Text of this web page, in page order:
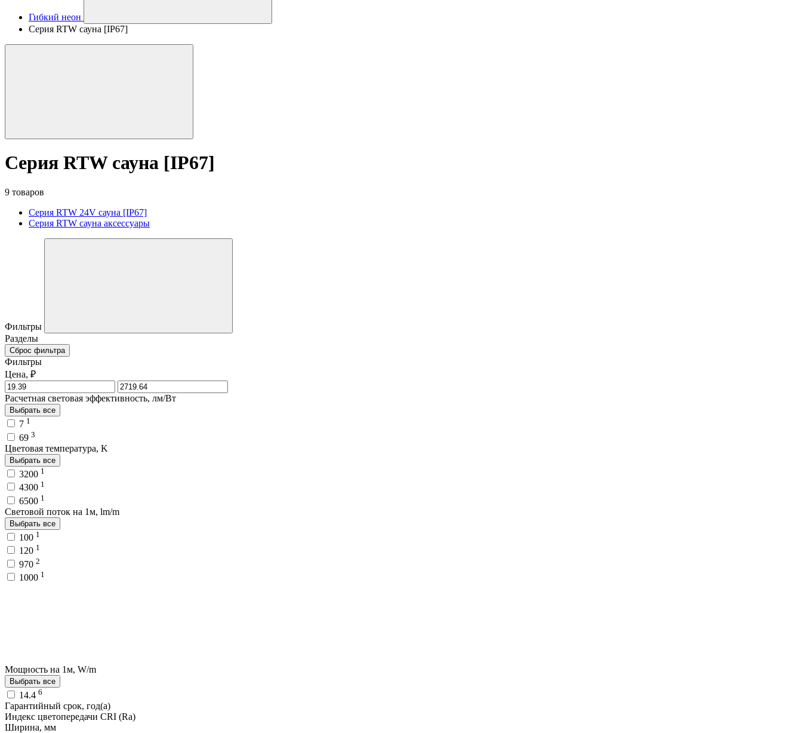
Гибкий неон
Серия RTW сауна [IP67]
Серия RTW сауна [IP67]
9 товаров
Серия RTW 24V сауна [IP67]
Серия RTW сауна аксессуары
Фильтры
Разделы
Сброс фильтра
Фильтры
Цена, ₽
Расчетная световая эффективность, лм/Вт
Выбрать все
7 1
69 3
Цветовая температура, K
Выбрать все
3200 1
4300 1
6500 1
Световой поток на 1м, lm/m
Выбрать все
100 1
120 1
970 2
1000 1
Мощность на 1м, W/m
Выбрать все
14.4 6
Гарантийный срок, год(а)
Индекс цветопередачи CRI (Ra)
Ширина, мм